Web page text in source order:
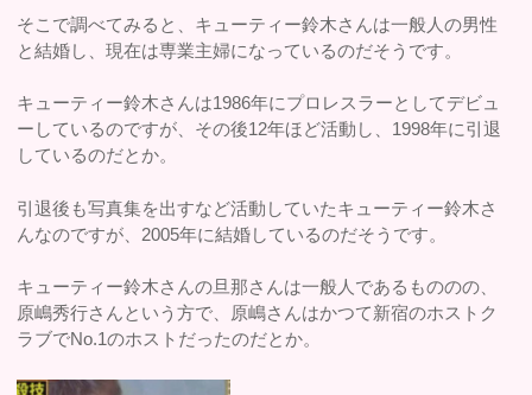
そこで調べてみると、キューティー鈴木さんは一般人の男性
と結婚し、現在は専業主婦になっているのだそうです。
キューティー鈴木さんは1986年にプロレスラーとしてデビュ
ーしているのですが、その後12年ほど活動し、1998年に引退
しているのだとか。
引退後も写真集を出すなど活動していたキューティー鈴木さ
んなのですが、2005年に結婚しているのだそうです。
キューティー鈴木さんの旦那さんは一般人であるもののの、
原嶋秀行さんという方で、原嶋さんはかつて新宿のホストク
ラブでNo.1のホストだったのだとか。